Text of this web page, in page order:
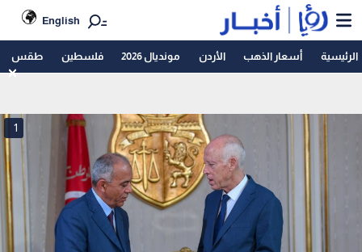
English
الرئيسية أسعار الذهب الأردن مونديال 2026 فلسطين طقس
1